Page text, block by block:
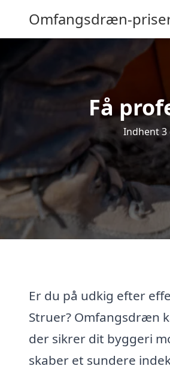
Omfangsdræn-
Få
Indhent 3
Er du på udkig efter
Struer? Omfangsdræn
der sikrer dit byggeri
skaber et sundere